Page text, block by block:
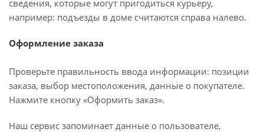
сведения, которые могут пригодиться курьеру,
например: подъезды в доме считаются справа налево.
Оформление заказа
Проверьте правильность ввода информации: позиции
заказа, выбор местоположения, данные о покупателе.
Нажмите кнопку «Оформить заказ».
Наш сервис запоминает данные о пользователе,